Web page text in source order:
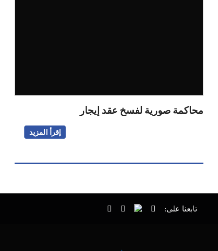
محاكمة صورية لفسخ عقد إيجار
إقرأ المزيد
تابعنا على: